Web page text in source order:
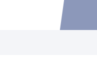
Accéder